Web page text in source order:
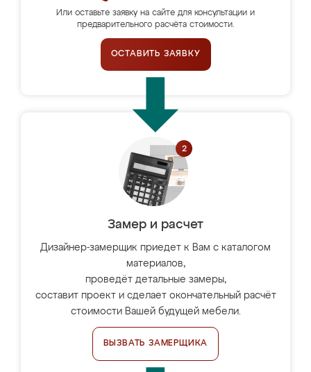
Или оставьте заявку на сайте для консультации и
предварительного расчёта стоимости.
ОСТАВИТЬ ЗАЯВКУ
Замер и расчет
Дизайнер-замерщик приедет к Вам с каталогом
материалов,
проведёт детальные замеры,
составит проект и сделает окончательный расчёт
стоимости Вашей будущей мебели.
ВЫЗВАТЬ ЗАМЕРЩИКА